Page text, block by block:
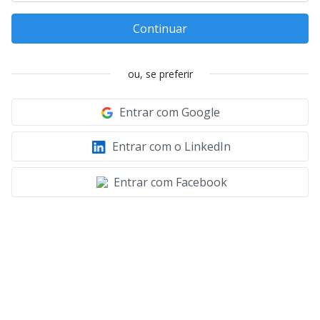
Continuar
ou, se preferir
Entrar com Google
Entrar com o LinkedIn
Entrar com Facebook